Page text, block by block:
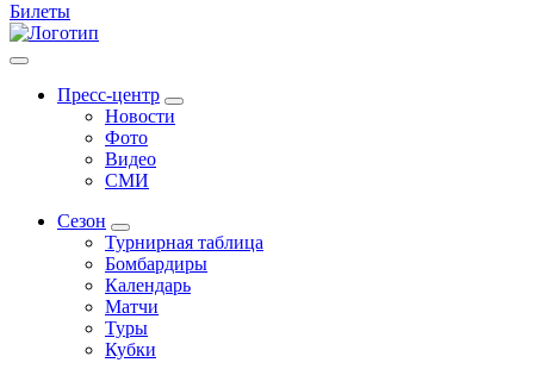
Билеты
Пресс-центр
Новости
Фото
Видео
СМИ
Сезон
Турнирная таблица
Бомбардиры
Календарь
Матчи
Туры
Кубки